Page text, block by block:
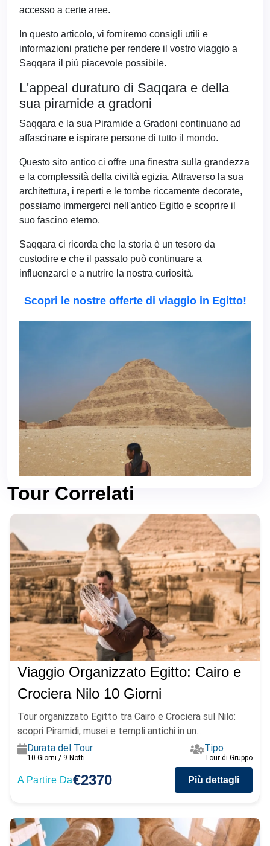
accesso a certe aree.
In questo articolo, vi forniremo consigli utili e
informazioni pratiche per rendere il vostro viaggio a
Saqqara il più piacevole possibile.
L'appeal duraturo di Saqqara e della
sua piramide a gradoni
Saqqara e la sua Piramide a Gradoni continuano ad
affascinare e ispirare persone di tutto il mondo.
Questo sito antico ci offre una finestra sulla grandezza
e la complessità della civiltà egizia. Attraverso la sua
architettura, i reperti e le tombe riccamente decorate,
possiamo immergerci nell'antico Egitto e scoprire il
suo fascino eterno.
Saqqara ci ricorda che la storia è un tesoro da
custodire e che il passato può continuare a
influenzarci e a nutrire la nostra curiosità.
Scopri le nostre offerte di viaggio in Egitto!
Tour Correlati
Viaggio Organizzato Egitto: Cairo e
Crociera Nilo 10 Giorni
Tour organizzato Egitto tra Cairo e Crociera sul Nilo:
scopri Piramidi, musei e templi antichi in un...
Durata del Tour
10 Giorni / 9 Notti
Tipo
Tour di Gruppo
A Partire Da€2370 Più dettagli